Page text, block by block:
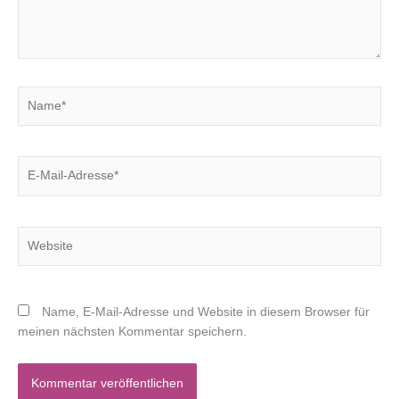
Name, E-Mail-Adresse und Website in diesem Browser für
meinen nächsten Kommentar speichern.